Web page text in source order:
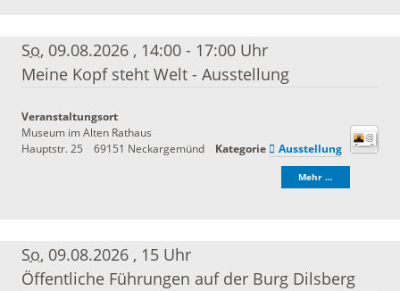
So, 09.08.2026 , 14:00 - 17:00 Uhr
Meine Kopf steht Welt - Ausstellung
Veranstaltungsort
Museum im Alten Rathaus
Hauptstr. 25
69151 Neckargemünd Kategorie Ausstellung
Mehr …
So, 09.08.2026 , 15 Uhr
Öffentliche Führungen auf der Burg Dilsberg